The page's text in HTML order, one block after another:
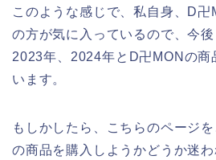
このような感じで、私自身、D卍
の方が気に入っているので、今
2023年、2024年とD卍MONの商
います。
もしかしたら、こちらのページ
の商品を購入しようかどうか迷